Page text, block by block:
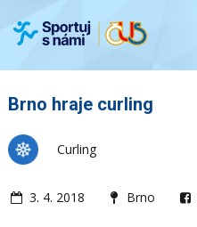
Brno hraje curling
Curling
3. 4. 2018 Brno